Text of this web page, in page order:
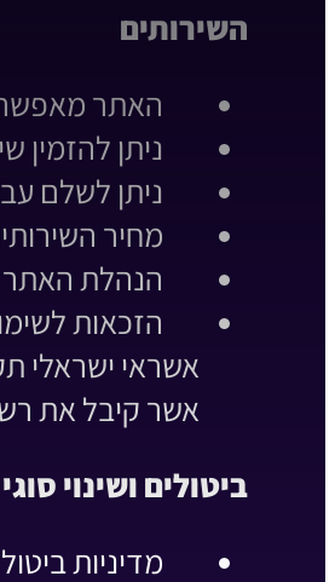
השירותים
האתר מאפשר
ניתן
ניתן לשלם
מחיר
הנהלת
אשראי ישראלי
אשר קיבל את
ביטולים ושינוי